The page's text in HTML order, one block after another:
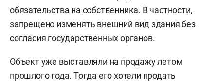
обязательства на собственника. В частности,
запрещено изменять внешний вид здания без
согласия государственных органов.
Объект уже выставляли на продажу летом
прошлого года. Тогда его хотели продать